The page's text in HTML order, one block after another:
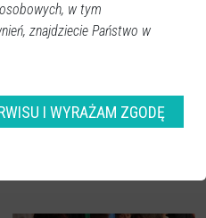
w tym
znajdziecie Państwo w
I WYRAŻAM ZGODĘ